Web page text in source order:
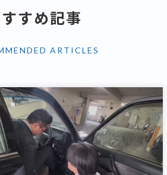
すめ記事
ARTICLES